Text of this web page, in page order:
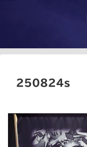
250824s